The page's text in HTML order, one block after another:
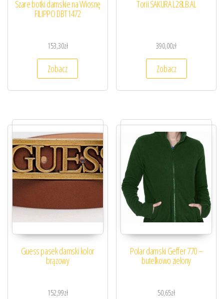
Szare botki damskie na Wiosnę
FILIPPO DBT1472
153,30zł
Zobacz
Torii SAKURA L28LB.AL
390,00zł
Zobacz
Guess pasek damski kolor
brązowy
152,99zł
Polar damski Geffer 770 –
butelkowo zielony
50,65zł